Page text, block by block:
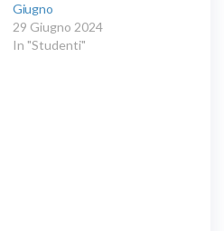
Giugno
29 Giugno 2024
In "Studenti"